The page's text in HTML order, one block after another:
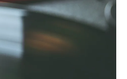
child
menu
child
menu
child
menu
child
child